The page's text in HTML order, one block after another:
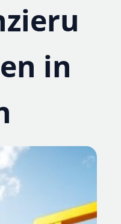
in